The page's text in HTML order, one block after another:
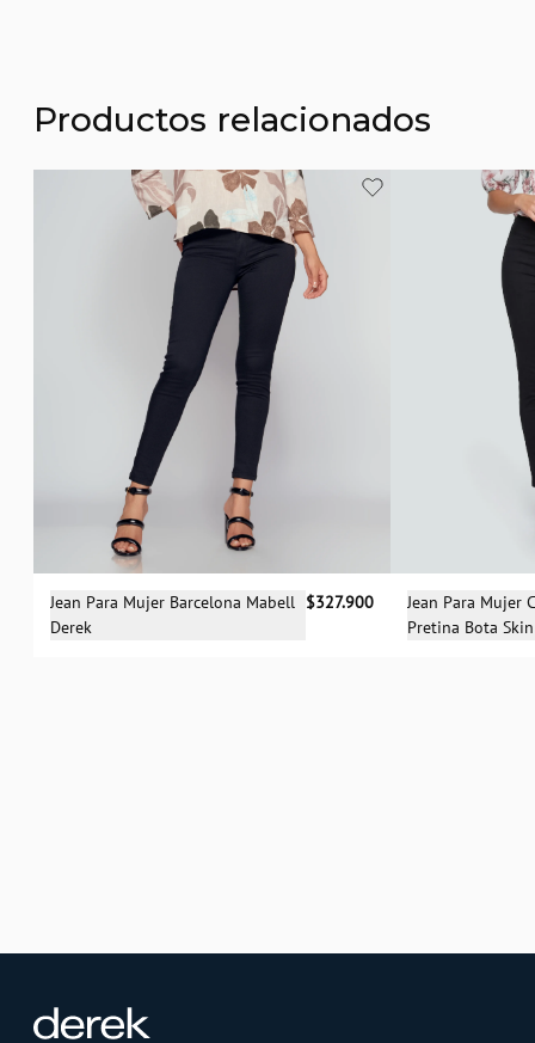
Productos relacionados
Selecciona una talla
Jean Para Mujer Barcelona Mabell
Derek
$327.900
04 06
Jean Para Mujer
Pretina Bota